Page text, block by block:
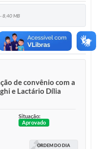
8,40 MB
de convênio com a
e Lactário Dília
Situação:
Aprovado
ORDEM DO DIA